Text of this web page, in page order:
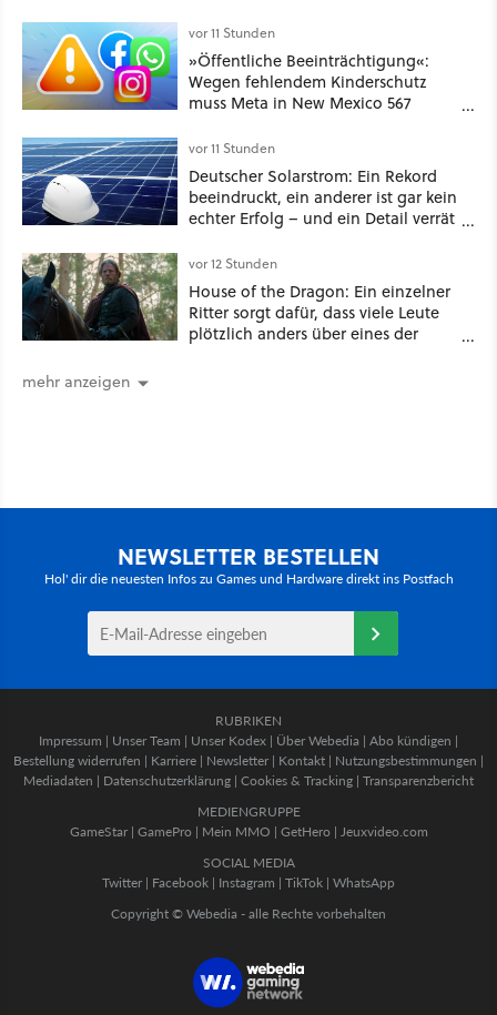
funktionierende PlayStation [Best of
GameStar]
vor 11 Stunden
»Öffentliche Beeinträchtigung«:
Wegen fehlendem Kinderschutz
muss Meta in New Mexico 567
vor 11 Stunden
Deutscher Solarstrom: Ein Rekord
beeindruckt, ein anderer ist gar kein
echter Erfolg – und ein Detail verrät
jede Zahl
vor 12 Stunden
House of the Dragon: Ein einzelner
Ritter sorgt dafür, dass viele Leute
plötzlich anders über eines der
mehr anzeigen
NEWSLETTER BESTELLEN
Hol' dir die neuesten Infos zu Games und Hardware direkt ins Postfach
RUBRIKEN
Impressum | Unser Team | Unser Kodex | Über Webedia | Abo kündigen |
Bestellung widerrufen | Karriere | Newsletter | Kontakt | Nutzungsbestimmungen |
Mediadaten | Datenschutzerklärung | Cookies & Tracking | Transparenzbericht
MEDIENGRUPPE
GameStar| GamePro | Mein MMO | GetHero | Jeuxvideo.com
SOCIAL MEDIA
Twitter | Facebook | Instagram | TikTok | WhatsApp
Copyright © Webedia - alle Rechte vorbehalten